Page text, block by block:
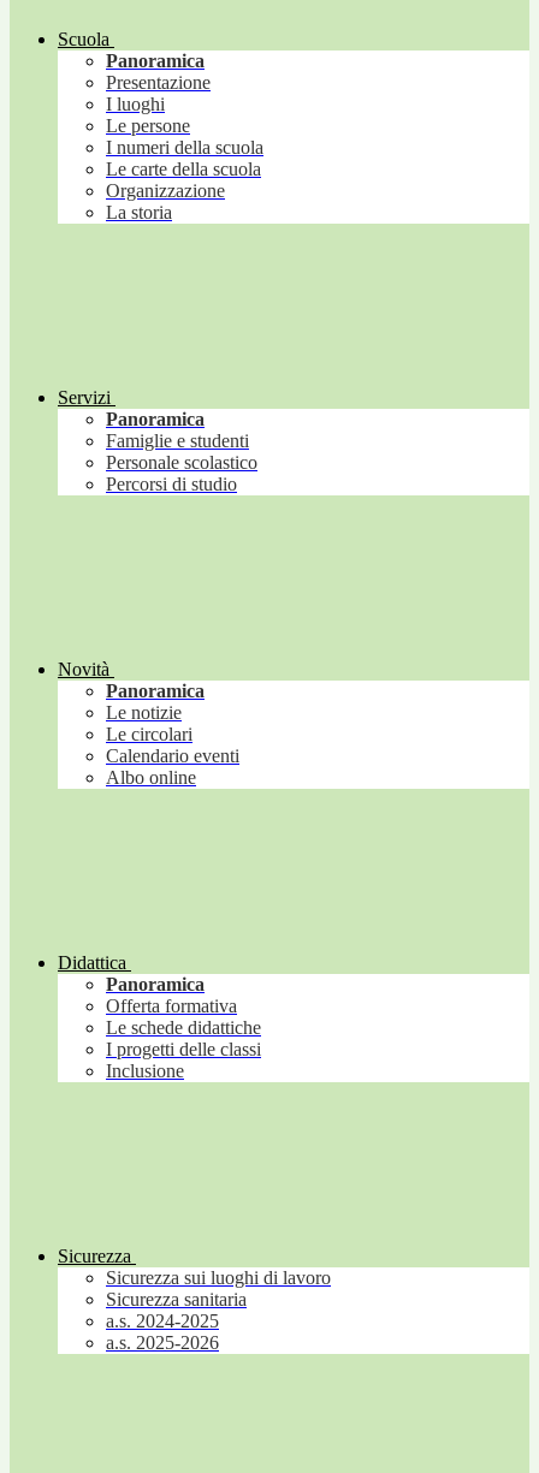
Scuola
Panoramica
Presentazione
I luoghi
Le persone
I numeri della scuola
Le carte della scuola
Organizzazione
La storia
Servizi
Panoramica
Famiglie e studenti
Personale scolastico
Percorsi di studio
Novità
Panoramica
Le notizie
Le circolari
Calendario eventi
Albo online
Didattica
Panoramica
Offerta formativa
Le schede didattiche
I progetti delle classi
Inclusione
Sicurezza
Sicurezza sui luoghi di lavoro
Sicurezza sanitaria
a.s. 2024-2025
a.s. 2025-2026